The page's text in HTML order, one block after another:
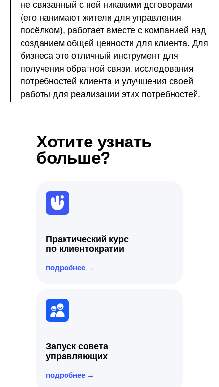
не связанный с ней никакими договорами
(его нанимают жители для управления
посёлком), работает вместе с компанией над
созданием общей ценности для клиента. Для
бизнеса это отличный инструмент для
получения обратной связи, исследования
потребностей клиента и улучшения своей
работы для реализации этих потребностей.
Хотите узнать
больше?
Практический курс
по клиентократии
Запуск совета
управляющих
подробнее →
подробнее →